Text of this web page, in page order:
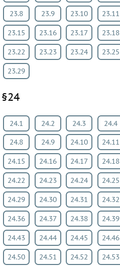
23.8 23.9 23.10 23.11
23.15 23.16 23.17 23.18
23.22 23.23 23.24 23.25
23.29
§24
24.1 24.2 24.3 24.4
24.8 24.9 24.10 24.11
24.15 24.16 24.17 24.18
24.22 24.23 24.24 24.25
24.29 24.30 24.31 24.32
24.36 24.37 24.38 24.39
24.43 24.44 24.45 24.46
24.50 24.51 24.52 24.53